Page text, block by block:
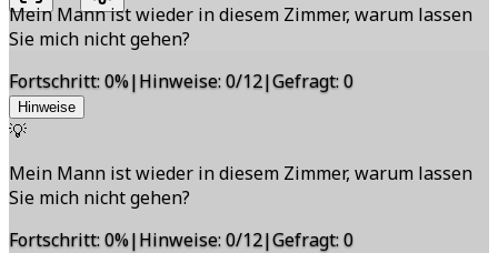
Mein Mann ist wieder in diesem Zimmer, warum lassen
Sie mich nicht gehen?
Fortschritt:0%|Hinweise:0/12|Gefragt:0
Hinweise
💡
Mein Mann ist wieder in diesem Zimmer, warum lassen
Sie mich nicht gehen?
Fortschritt:0%|Hinweise:0/12|Gefragt:0